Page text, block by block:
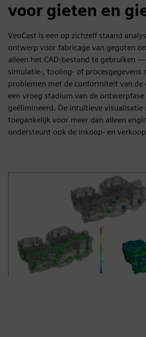
voor gieten en
VeoCast is een op zichzelf staand
ontwerp voor fabricage van gegoten
alleen het CAD-bestand te gebruiken
simulatie-, tooling- of
problemen met de conformiteit van de
een vroeg stadium van de
geëlimineerd. De intuïtieve visualisatie
toegankelijk voor meer dan alleen
ondersteunt ook de inkoop- en